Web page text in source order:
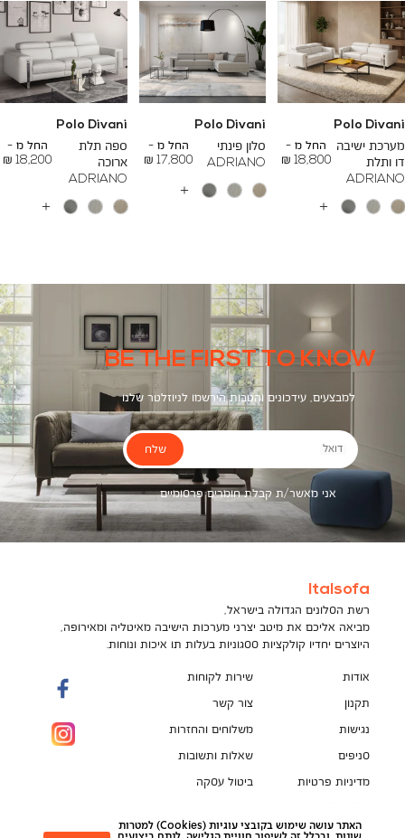
Polo Divani
מערכת ישיבה
דו ותלת
ADRIANO
החל מ -
18,800 ₪
To
24,500 ₪
עוד
Polo Divani
סלון פינתי
ADRIANO
החל מ -
17,800 ₪
To
26,700 ₪
עוד
Polo Divani
ספה תלת
ארוכה
ADRIANO
החל מ -
18,200 ₪
To
23,200 ₪
עוד
BE THE FIRST TO KNOW
למבצעים, עידכונים והטבות הירשמו לניוזלטר שלנו
דואל
אני מאשר/ת קבלת חומרים פרסומיים
שלח
Italsofa
רשת הסלונים הגדולה בישראל,
מביאה אליכם את מיטב יצרני מערכות הישיבה מאיטליה ומאירופה,
היוצרים יחדיו קולקציות ססגוניות בעלות תו איכות ונוחות.
אודות
תקנון
נגישות
סניפים
מדיניות פרטיות
pci
שירות לקוחות
צור קשר
משלוחים והחזרות
שאלות ותשובות
ביטול עסקה
הספה המושלמת מחכה לך!
האתר עושה שימוש בקובצי עוגיות (Cookies) למטרות